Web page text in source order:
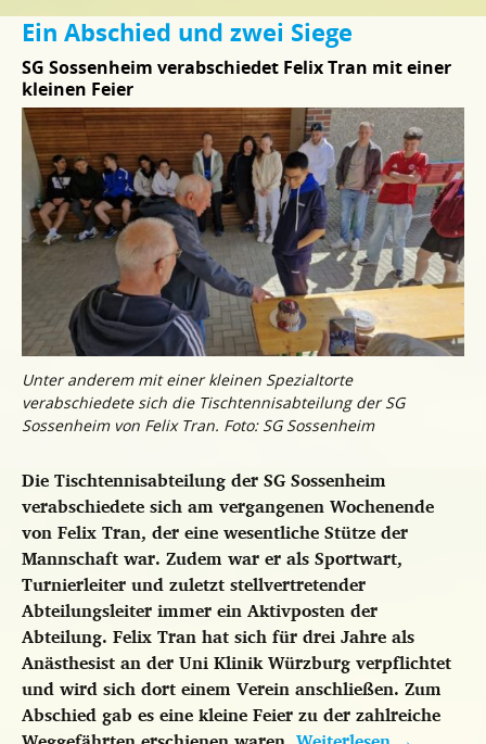
Ein Abschied und zwei Siege
SG Sossenheim verabschiedet Felix Tran mit einer
kleinen Feier
Unter anderem mit einer kleinen Spezialtorte
verabschiedete sich die Tischtennisabteilung der SG
Sossenheim von Felix Tran. Foto: SG Sossenheim
Die Tischtennisabteilung der SG Sossenheim
verabschiedete sich am vergangenen Wochenende
von Felix Tran, der eine wesentliche Stütze der
Mannschaft war. Zudem war er als Sportwart,
Turnierleiter und zuletzt stellvertretender
Abteilungsleiter immer ein Aktivposten der
Abteilung. Felix Tran hat sich für drei Jahre als
Anästhesist an der Uni Klinik Würzburg verpflichtet
und wird sich dort einem Verein anschließen. Zum
Abschied gab es eine kleine Feier zu der zahlreiche